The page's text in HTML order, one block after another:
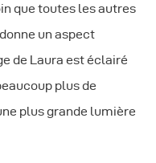
que toutes les autres
un aspect
de Laura est éclairé
plus de
plus grande lumière